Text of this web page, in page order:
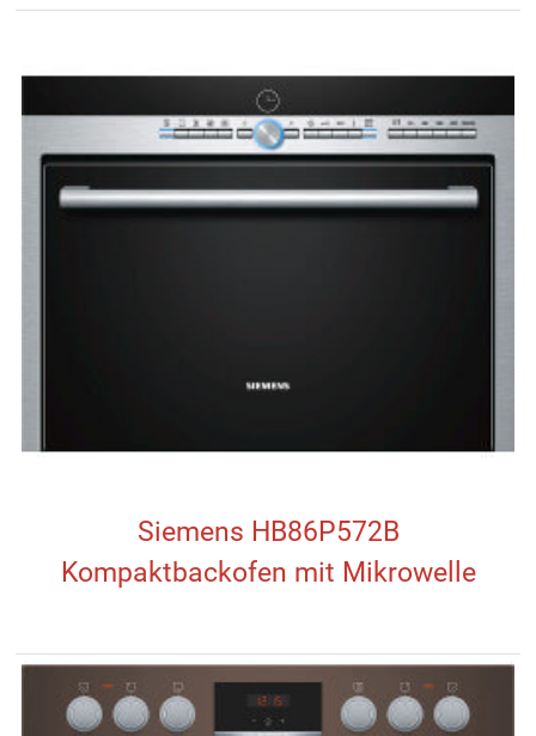
Siemens HB86P572B
Kompaktbackofen mit Mikrowelle